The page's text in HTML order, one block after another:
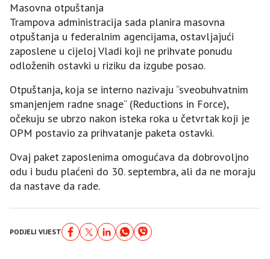
Masovna otpuštanja
Trampova administracija sada planira masovna
otpuštanja u federalnim agencijama, ostavljajući
zaposlene u cijeloj Vladi koji ne prihvate ponudu
odloženih ostavki u riziku da izgube posao.
Otpuštanja, koja se interno nazivaju “sveobuhvatnim
smanjenjem radne snage“ (Reductions in Force),
očekuju se ubrzo nakon isteka roka u četvrtak koji je
OPM postavio za prihvatanje paketa ostavki.
Ovaj paket zaposlenima omogućava da dobrovoljno
odu i budu plaćeni do 30. septembra, ali da ne moraju
da nastave da rade.
PODJELI VIJEST